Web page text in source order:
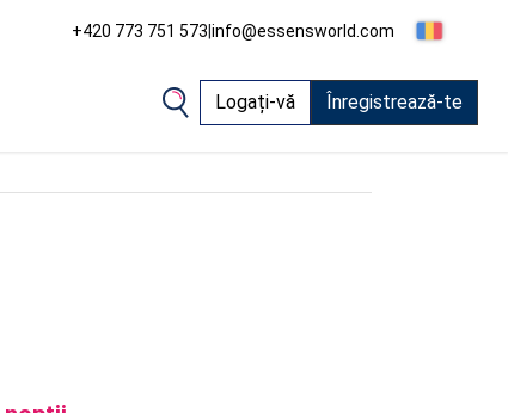
+420 773 751 573|info@essensworld.com
Logați-vă Înregistrează-te